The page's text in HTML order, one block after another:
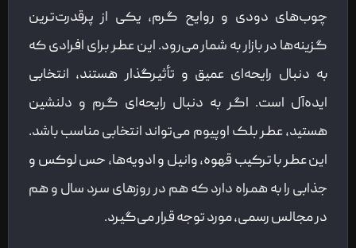
چوب‌های دودی و روایح گرم، یکی از پرقدرت‌ترین
گزینه‌ها در بازار به شمار می‌رود. این عطر برای افرادی که
به دنبال رایحه‌ای عمیق و تأثیرگذار هستند، انتخابی
ایده‌آل است. اگر به دنبال رایحه‌ای گرم و دلنشین
هستید، عطر بلک اوپیوم می‌تواند انتخابی مناسب باشد.
این عطر با ترکیب قهوه، وانیل و ادویه‌ها، حس لوکس و
جذابی را به همراه دارد که هم در روزهای سرد سال و هم
در مجالس رسمی، مورد توجه قرار می‌گیرد.